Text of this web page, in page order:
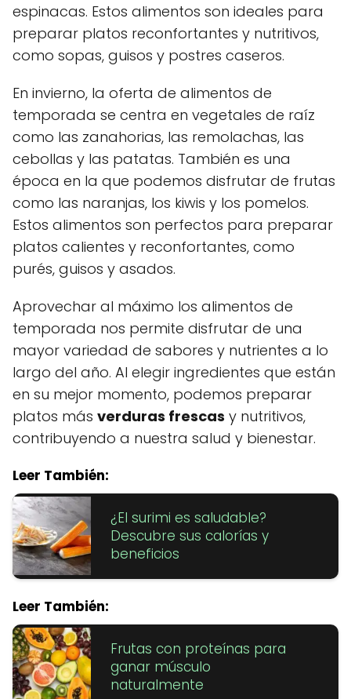
espinacas. Estos alimentos son ideales para
preparar platos reconfortantes y nutritivos,
como sopas, guisos y postres caseros.
En invierno, la oferta de alimentos de
temporada se centra en vegetales de raíz
como las zanahorias, las remolachas, las
cebollas y las patatas. También es una
época en la que podemos disfrutar de frutas
como las naranjas, los kiwis y los pomelos.
Estos alimentos son perfectos para preparar
platos calientes y reconfortantes, como
purés, guisos y asados.
Aprovechar al máximo los alimentos de
temporada nos permite disfrutar de una
mayor variedad de sabores y nutrientes a lo
largo del año. Al elegir ingredientes que están
en su mejor momento, podemos preparar
platos más verduras frescas y nutritivos,
contribuyendo a nuestra salud y bienestar.
Leer También:
¿El surimi es saludable?
Descubre sus calorías y
beneficios
Leer También:
Frutas con proteínas para
ganar músculo
naturalmente